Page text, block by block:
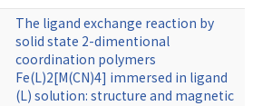
The ligand exchange reaction by
solid state 2-dimentional
coordination polymers
Fe(L)2[M(CN)4] immersed in ligand
(L) solution: structure and magnetic